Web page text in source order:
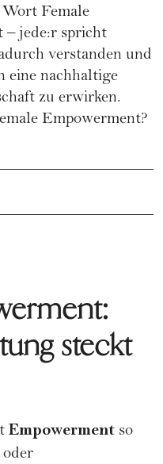
Female
– jede:r spricht
verstanden und
eine nachhaltige
zu erwirken.
Empowerment?
steckt
Empowerment so
oder